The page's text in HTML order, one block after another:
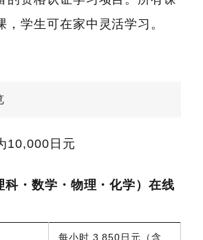
，学生可在家中灵活学习。
10,000日元
科・数学・物理・化学）在线
每小时 3,850日元（含